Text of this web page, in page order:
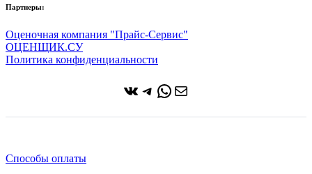
Партнеры:
Оценочная компания "Прайс-Сервис"
ОЦЕНЩИК.СУ
Политика конфиденциальности
ВКонтакте
Telegram
WhatsApp
Почта
Способы оплаты